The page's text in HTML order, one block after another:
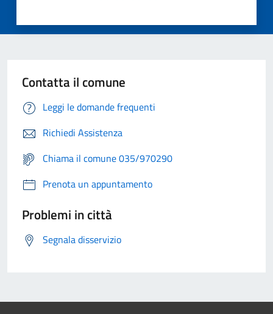
Contatta il comune
Leggi le domande frequenti
Richiedi Assistenza
Chiama il comune 035/970290
Prenota un appuntamento
Problemi in città
Segnala disservizio